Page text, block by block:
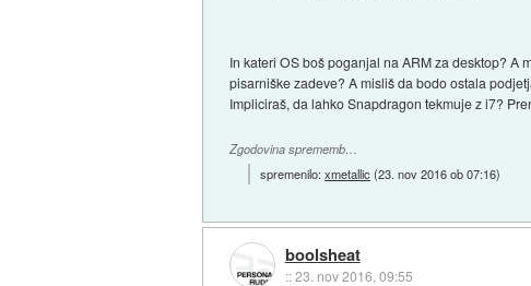
In kateri OS boš poganjal na ARM za desktop? A
pisarniške zadeve? A misliš da bodo ostala
Impliciraš, da lahko Snapdragon tekmuje z i7?
Zgodovina sprememb…
spremenilo:xmetallic (23. nov 2016 ob 07:16)
boolsheat
::23. nov 2016, 09:55